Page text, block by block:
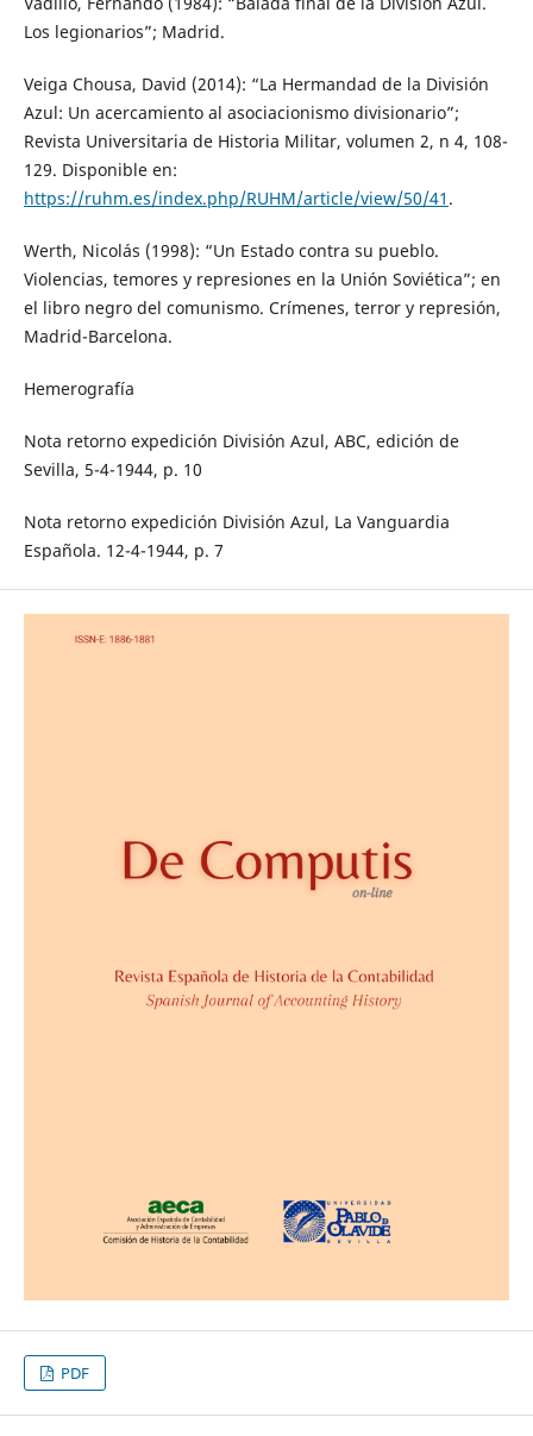
Los legionarios”; Madrid.
Veiga Chousa, David (2014): “La Hermandad de la División
Azul: Un acercamiento al asociacionismo divisionario”;
Revista Universitaria de Historia Militar, volumen 2, n 4, 108-
129. Disponible en:
https://ruhm.es/index.php/RUHM/article/view/50/41 .
Werth, Nicolás (1998): “Un Estado contra su pueblo.
Violencias, temores y represiones en la Unión Soviética”; en
el libro negro del comunismo. Crímenes, terror y represión,
Madrid-Barcelona.
Hemerografía
Nota retorno expedición División Azul, ABC, edición de
Sevilla, 5-4-1944, p. 10
Nota retorno expedición División Azul, La Vanguardia
Española. 12-4-1944, p. 7
PDF